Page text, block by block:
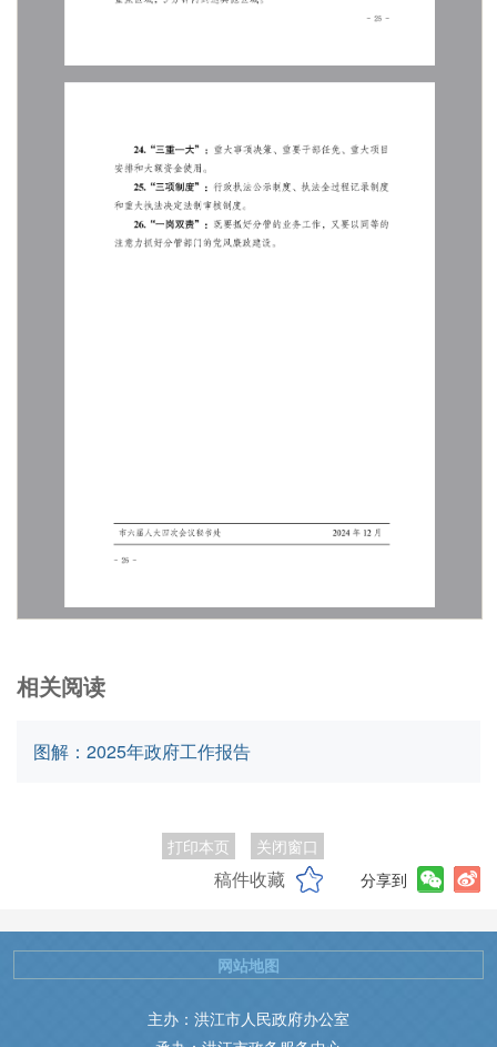
相关阅读
图解：2025年政府工作报告
打印本页 关闭窗口
稿件收藏 分享到
主办：洪江市人民政府办公室
网站地图